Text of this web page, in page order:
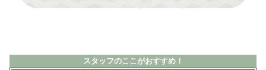
スタッフのここがおすすめ！